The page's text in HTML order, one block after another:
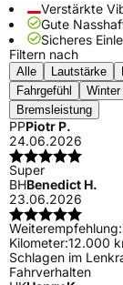
Verstärkte
Gute
Sicheres
Filtern nach
Alle Lautstärke
Fahrgefühl
Winter
Bremsleistung
PPPiotr P.
24.06.2026
Super
BHBenedict H.
23.06.2026
Weiterempfehlung:
Kilometer:12.000
Schlagen im
Fahrverhalten